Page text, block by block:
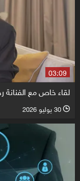
03:09
لقاء خاص مع
l 30 يوليو 2026